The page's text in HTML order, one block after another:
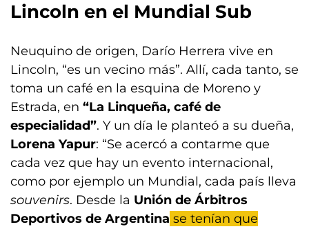
Lincoln en el Mundial Sub
Neuquino de origen, Darío Herrera vive en
Lincoln, “es un vecino más”. Allí, cada tanto, se
toma un café en la esquina de Moreno y
Estrada, en “La Linqueña, café de
especialidad”. Y un día le planteó a su dueña,
Lorena Yapur: “Se acercó a contarme que
cada vez que hay un evento internacional,
como por ejemplo un Mundial, cada país lleva
souvenirs. Desde la Unión de Árbitros
Deportivos de Argentina se tenían que